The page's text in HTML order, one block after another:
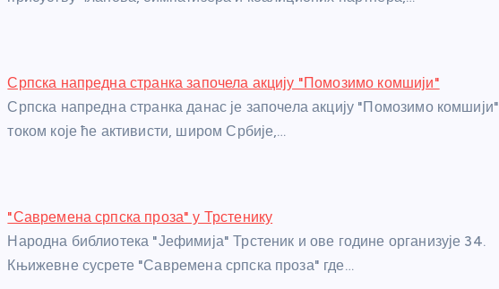
Српска напредна странка започела акцију "Помозимо комшији"
Српска напредна странка данас је започела акцију "Помозимо комшији",
током које ће активисти, широм Србије,…
"Савремена српска проза" у Трстенику
Народна библиотека "Јефимија" Трстеник и ове године организује 34.
Књижевне сусрете "Савремена српска проза" где…